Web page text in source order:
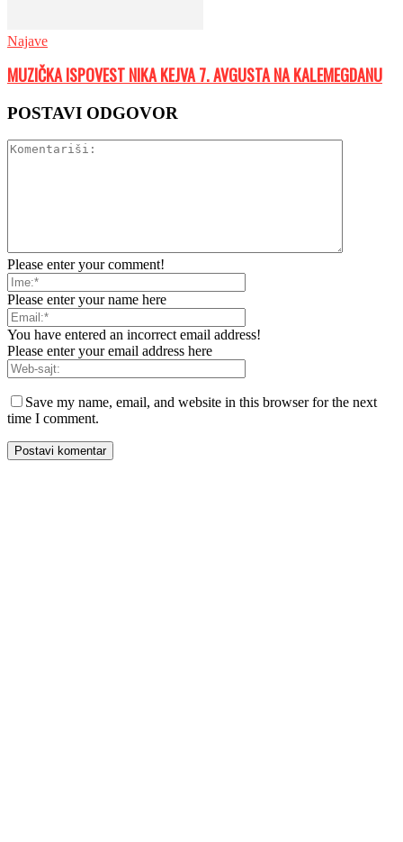
Najave
MUZIČKA ISPOVEST NIKA KEJVA 7. AVGUSTA NA KALEMEGDANU
POSTAVI ODGOVOR
Please enter your comment!
Please enter your name here
You have entered an incorrect email address!
Please enter your email address here
Save my name, email, and website in this browser for the next
time I comment.